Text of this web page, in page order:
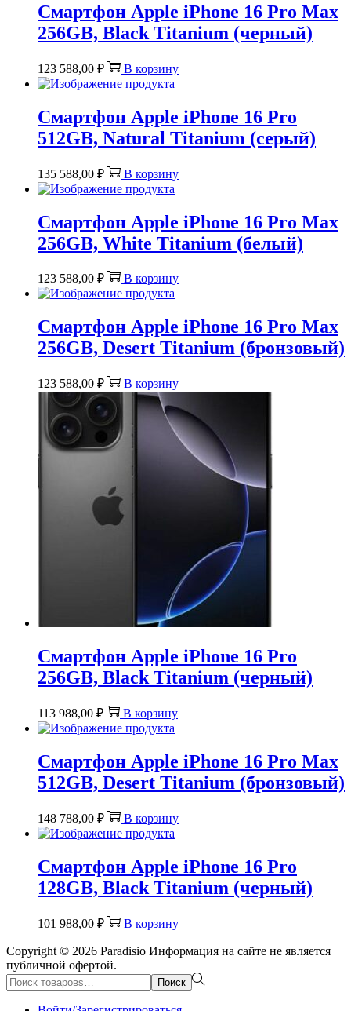
Смартфон Apple iPhone 16 Pro Max
256GB, Black Titanium (черный)
123 588,00 ₽ В корзину
Смартфон Apple iPhone 16 Pro
512GB, Natural Titanium (серый)
135 588,00 ₽ В корзину
Смартфон Apple iPhone 16 Pro Max
256GB, White Titanium (белый)
123 588,00 ₽ В корзину
Смартфон Apple iPhone 16 Pro Max
256GB, Desert Titanium (бронзовый)
123 588,00 ₽ В корзину
Смартфон Apple iPhone 16 Pro
256GB, Black Titanium (черный)
113 988,00 ₽ В корзину
Смартфон Apple iPhone 16 Pro Max
512GB, Desert Titanium (бронзовый)
148 788,00 ₽ В корзину
Смартфон Apple iPhone 16 Pro
128GB, Black Titanium (черный)
101 988,00 ₽ В корзину
Copyright © 2026 Paradisio Информация на сайте не является
публичной офертой.
Поиск:>
Поиск